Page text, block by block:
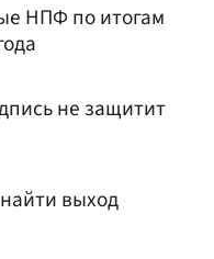
НПФ по итогам
не защитит
выход